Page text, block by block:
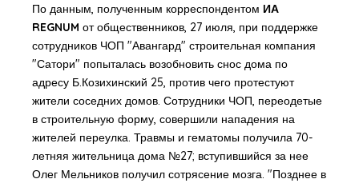
По данным, полученным корреспондентом ИА
REGNUM от общественников, 27 июля, при поддержке
сотрудников ЧОП "Авангард" строительная компания
"Сатори" попыталась возобновить снос дома по
адресу Б.Козихинский 25, против чего протестуют
жители соседних домов. Сотрудники ЧОП, переодетые
в строительную форму, совершили нападения на
жителей переулка. Травмы и гематомы получила 70-
летняя жительница дома №27; вступившийся за нее
Олег Мельников получил сотрясение мозга. "Позднее в